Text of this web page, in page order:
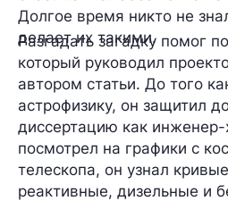
Долгое время никто не
делает их такими.
Разгадать загадку помог
который руководил
автором статьи. До того
астрофизику, он защитил
диссертацию как
посмотрел на графики с
телескопа, он узнал
реактивные, дизельные и